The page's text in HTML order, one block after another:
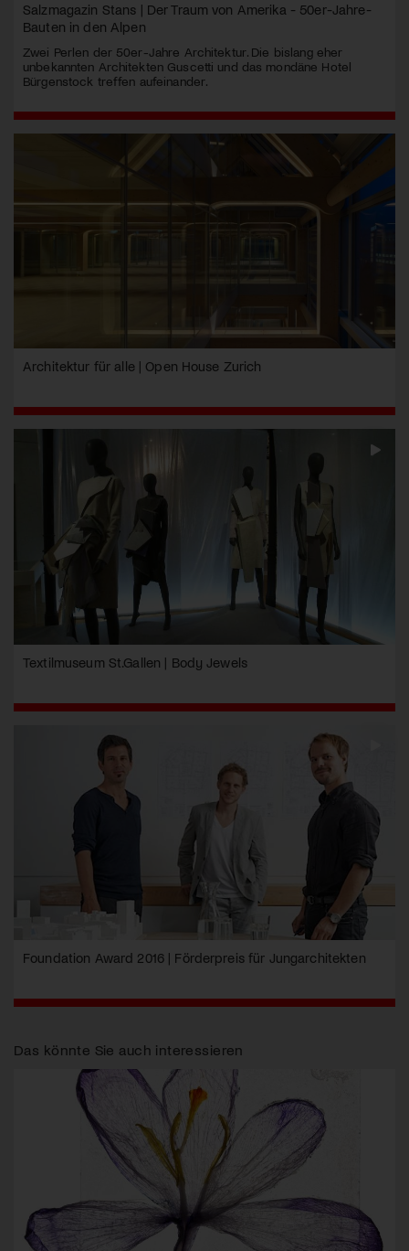
Salzmagazin Stans | Der Traum von Amerika - 50er-Jahre-
Bauten in den Alpen
Zwei Perlen der 50er-Jahre Architektur. Die bislang eher
unbekannten Architekten Guscetti und das mondäne Hotel
Bürgenstock treffen aufeinander.
Architektur für alle | Open House Zurich
Textilmuseum St.Gallen | Body Jewels
Foundation Award 2016 | Förderpreis für Jungarchitekten
Das könnte Sie auch interessieren